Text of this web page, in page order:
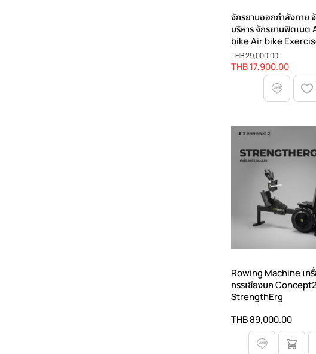
จักรยานออกกำลังกาย
บริหาร จักรยานฟิตเนต
bike Air bike
Commercial grade
THB 17,900.00
THB 29,000.00
Rowing Machine เค
กรรเชียงบก Concept2
StrengthErg
THB 89,000.00